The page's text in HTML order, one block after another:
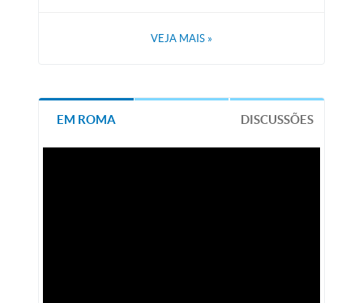
VEJA MAIS »
EM ROMA DISCUSSÕES